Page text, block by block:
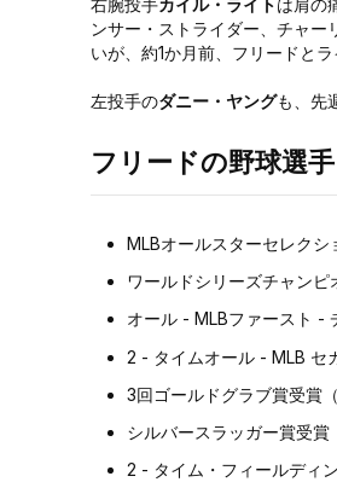
右腕投手カイル・ライトは肩の
ンサー・ストライダー、チャ
いが、約1か月前、フリードと
左投手のダニー・ヤングも、先
フリードの野球選
MLBオールスターセレクシ
ワールドシリーズチャンピ
オール - MLBファースト -
2 - タイムオール - MLB セ
3回ゴールドグラブ賞受賞
シルバースラッガー賞受賞
2 - タイム・フィールディ